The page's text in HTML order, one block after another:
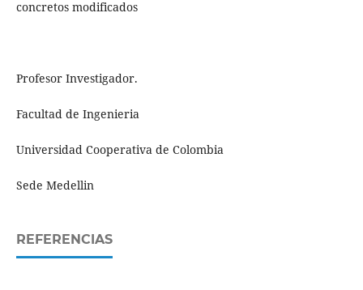
concretos modificados
Profesor Investigador.
Facultad de Ingenieria
Universidad Cooperativa de Colombia
Sede Medellin
REFERENCIAS